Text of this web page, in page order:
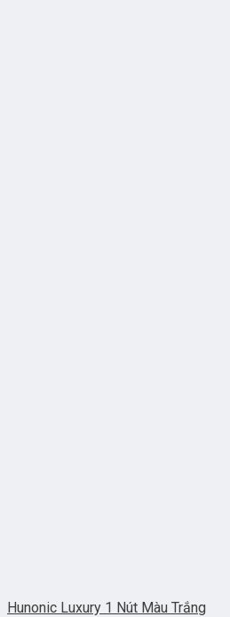
Hunonic Luxury 1 Nút Màu Trắng